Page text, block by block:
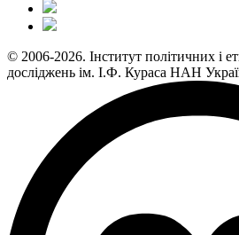
© 2006-2026. Інститут політичних і
досліджень ім. І.Ф. Кураса НАН